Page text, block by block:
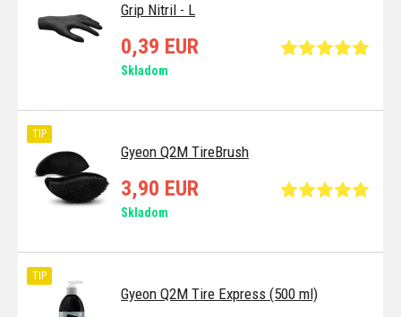
Grip Nitril - L
0,39 EUR
Skladom
Gyeon Q2M TireBrush
TIP
3,90 EUR
Skladom
Gyeon Q2M Tire Express (500 ml)
TIP